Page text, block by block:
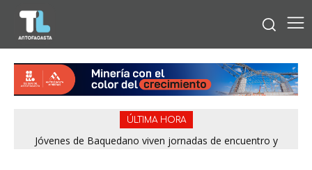
ÚLTIMA HORA
Jóvenes de Baquedano viven jornadas de encuentro y